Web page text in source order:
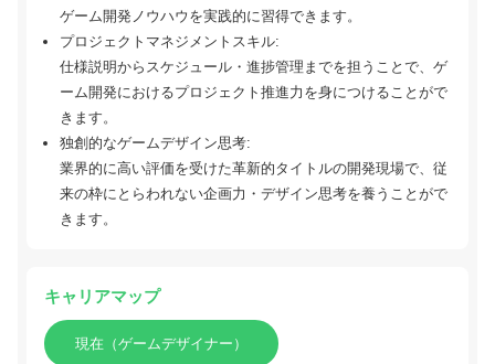
ゲーム開発ノウハウを実践的に習得できます。
プロジェクトマネジメントスキル:
仕様説明からスケジュール・進捗管理までを担うことで、ゲ
ーム開発におけるプロジェクト推進力を身につけることがで
きます。
独創的なゲームデザイン思考:
業界的に高い評価を受けた革新的タイトルの開発現場で、従
来の枠にとらわれない企画力・デザイン思考を養うことがで
きます。
キャリアマップ
現在（ゲームデザイナー）